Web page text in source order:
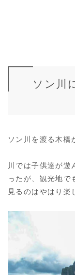
ソン川
ソン川を渡る木橋
川では子供達が遊
ったが、観光地で
見るのはやはり楽